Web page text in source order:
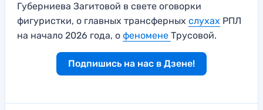
Губерниева Загитовой в свете оговорки
фигуристки, о главных трансферных слухах РПЛ
на начало 2026 года, о феномене Трусовой.
Подпишись на нас в Дзене!